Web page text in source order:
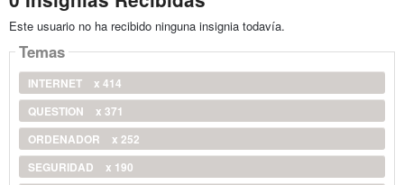
Este usuario no ha recibido ninguna insignia todavía.
Temas
INTERNET
x 414
QUESTION
x 371
ORDENADOR
x 252
SEGURIDAD
x 190